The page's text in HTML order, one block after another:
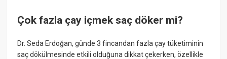
Çok fazla çay içmek saç döker mi?
Dr. Seda Erdoğan, günde 3 fincandan fazla çay tüketiminin
saç dökülmesinde etkili olduğuna dikkat çekerken, özellikle